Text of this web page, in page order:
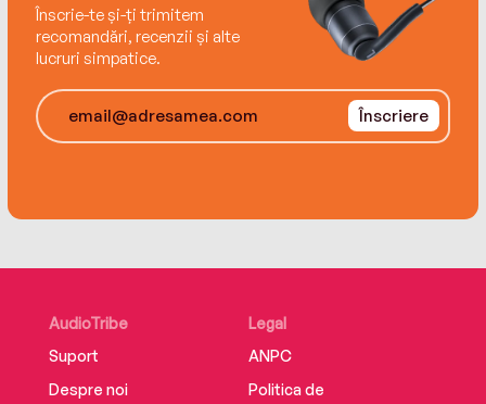
Book 4: What Happens on Vacation...
Înscrie-te și-ți trimitem
recomandări, recenzii și alte
lucruri simpatice.
Înscriere
AudioTribe
Suport
Despre noi
Legal
ANPC
Politica de